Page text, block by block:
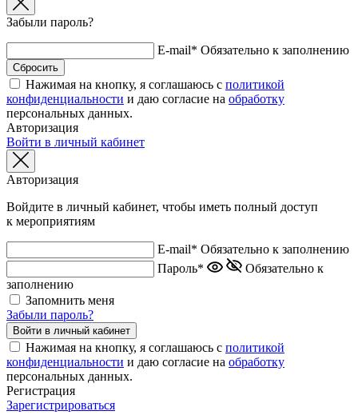
Забыли пароль?
E-mail* Обязательно к заполнению
Нажимая на кнопку, я соглашаюсь с политикой
конфиденциальности и даю согласие на обработку
персональных данных.
Авторизация
Войти в личный кабинет
Авторизация
Войдите в личный кабинет, чтобы иметь полный доступ
к мероприятиям
E-mail* Обязательно к заполнению
Пароль*
Обязательно к
заполнению
Запомнить меня
Забыли пароль?
Нажимая на кнопку, я соглашаюсь с политикой
конфиденциальности и даю согласие на обработку
персональных данных.
Регистрация
Зарегистрироваться